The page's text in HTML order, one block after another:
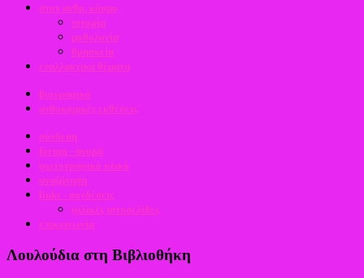
στον ανθρ. κόσμο
ιστορία
μυθολογία
θρησκεία
εναλλακτικά θέματα
βιογραφικό
ανθοκομικές εκθέσεις
σύνδεση
forum - αγορά
φωτογραφικό υλικό
αναζήτηση
links - συνδέσεις
φιλικές ιστοσελίδες
επικοινωνία
Λουλούδια στη Βιβλιοθήκη